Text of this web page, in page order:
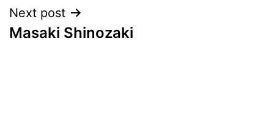
Next post
Masaki Shinozaki